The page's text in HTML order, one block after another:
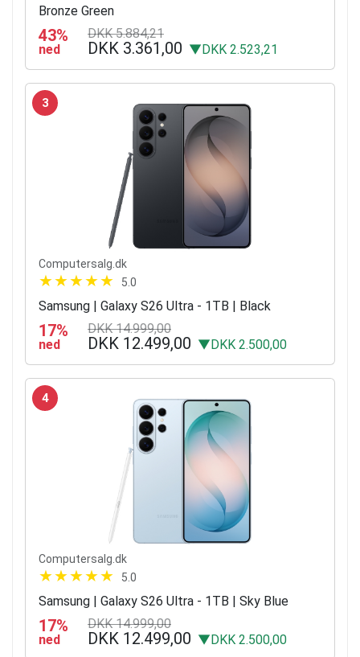
Bronze Green
43%
ned
DKK 5.884,21
DKK 3.361,00 ▼DKK 2.523,21
3
Computersalg.dk
5.0
Samsung | Galaxy S26 Ultra - 1TB | Black
17%
ned
DKK 14.999,00
DKK 12.499,00 ▼DKK 2.500,00
4
Computersalg.dk
5.0
Samsung | Galaxy S26 Ultra - 1TB | Sky Blue
17%
ned
DKK 14.999,00
DKK 12.499,00 ▼DKK 2.500,00